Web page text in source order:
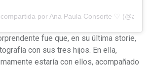
por Ana Paula Consorte ♡
fue que, en su última storie,
con sus tres hijos. En ella,
estaría con ellos, acompañado